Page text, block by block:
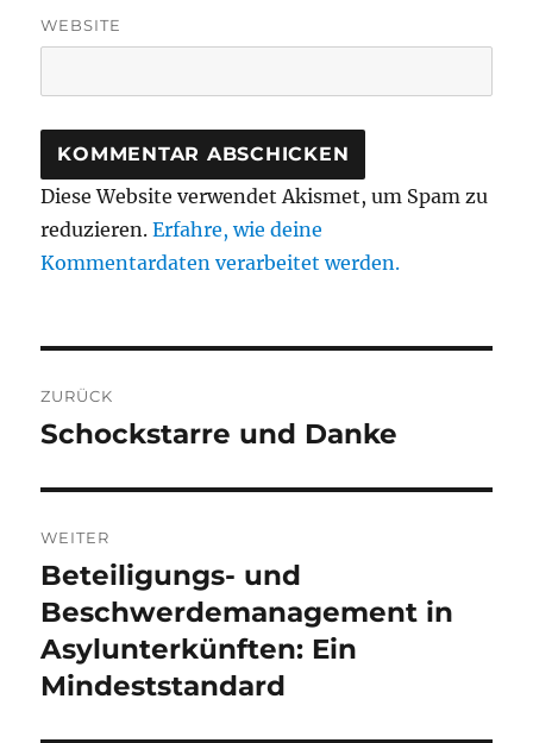
WEBSITE
Diese Website verwendet Akismet, um Spam zu
reduzieren.Erfahre, wie deine
Kommentardaten verarbeitet werden.
ZURÜCK
Vorheriger
Schockstarre und Danke
WEITER
Nächster
Beitrag:
Beteiligungs- und
Beschwerdemanagement in
Asylunterkünften: Ein
Mindeststandard